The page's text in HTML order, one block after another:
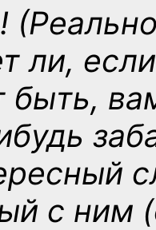
ли,
с ним